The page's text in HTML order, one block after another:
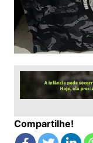
Compartilhe!